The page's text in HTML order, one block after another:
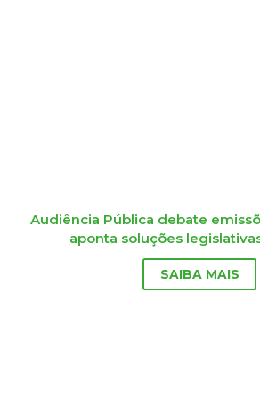
Audiência Pública debate
aponta soluções
SAIBA MAIS